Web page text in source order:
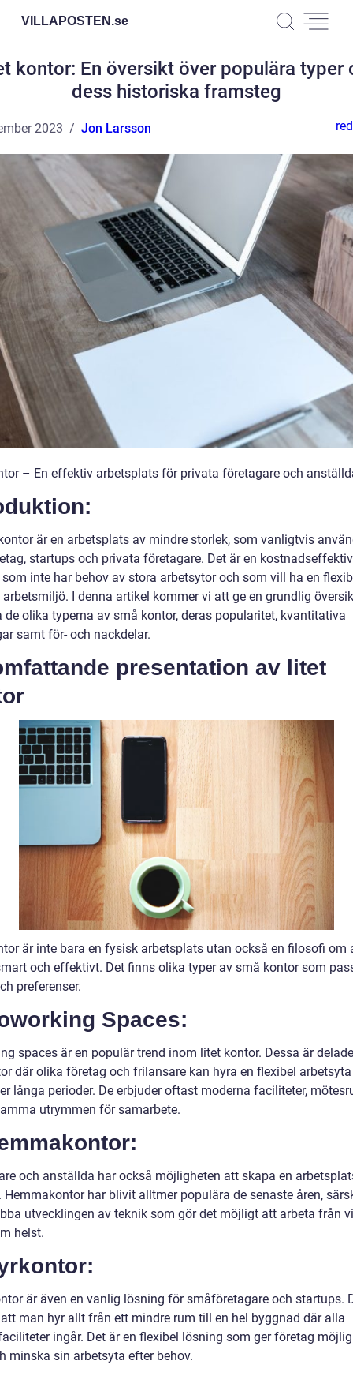
VILLAPOSTEN.se
kontor: En översikt över populära typer
dess historiska framsteg
2023 Jon Larsson
– En effektiv arbetsplats för privata företagare och
är en arbetsplats av mindre storlek, som vanligtvis
startups och privata företagare. Det är en
inte har behov av stora arbetsytor och som vill ha en
I denna artikel kommer vi att ge en grundlig
de olika typerna av små kontor, deras popularitet, kvantitativa
samt för- och nackdelar.
presentation av litet
är inte bara en fysisk arbetsplats utan också en filosofi om
och effektivt. Det finns olika typer av små kontor som
preferenser.
Spaces:
spaces är en populär trend inom litet kontor. Dessa är delade
där olika företag och frilansare kan hyra en flexibel
långa perioder. De erbjuder oftast moderna faciliteter,
utrymmen för samarbete.
och anställda har också möjligheten att skapa en
Hemmakontor har blivit alltmer populära de senaste åren,
utvecklingen av teknik som gör det möjligt att arbeta från
helst.
är även en vanlig lösning för småföretagare och startups.
man hyr allt från ett mindre rum till en hel byggnad där alla
ingår. Det är en flexibel lösning som ger företag
minska sin arbetsyta efter behov.